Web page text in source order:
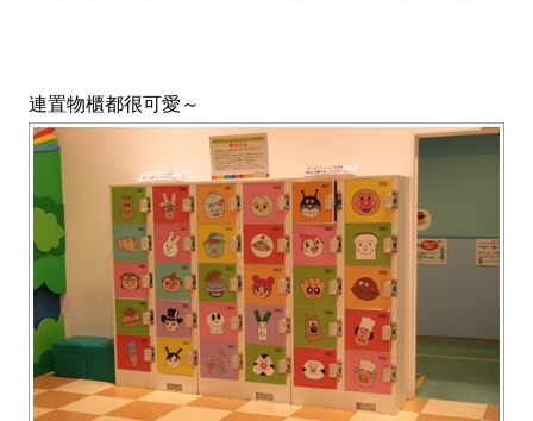
連置物櫃都很可愛～